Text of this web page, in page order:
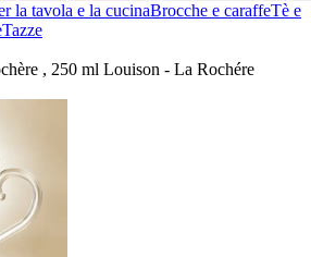
la tavola e la cucinaBrocche e caraffeTè e
Tazze